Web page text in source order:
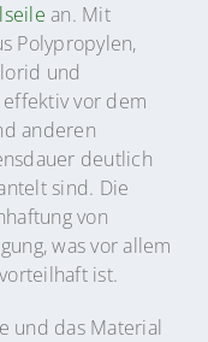
an. Mit
Polypropylen,
und
effektiv vor dem
anderen
deutlich
sind. Die
von
was vor allem
ist.
und das Material